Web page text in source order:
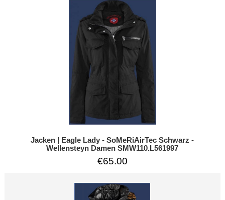
Jacken | Eagle Lady - SoMeRiAirTec Schwarz -
Wellensteyn Damen SMW110.L561997
€65.00